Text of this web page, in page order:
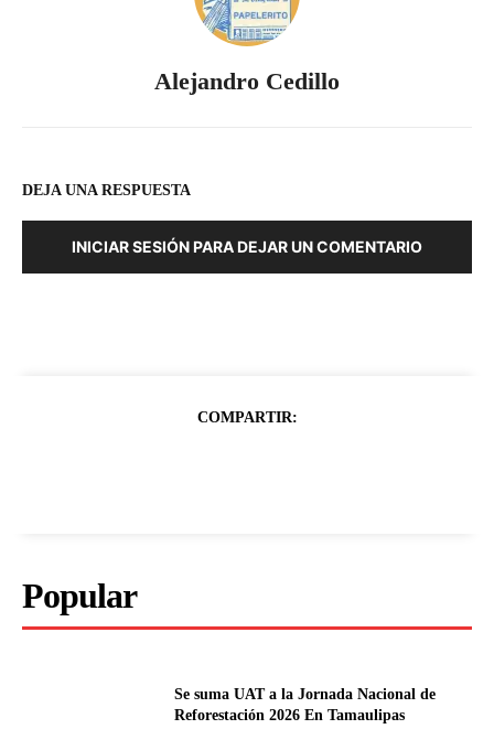
Alejandro Cedillo
DEJA UNA RESPUESTA
INICIAR SESIÓN PARA DEJAR UN COMENTARIO
COMPARTIR:
Popular
Se suma UAT a la Jornada Nacional de
Reforestación 2026 En Tamaulipas